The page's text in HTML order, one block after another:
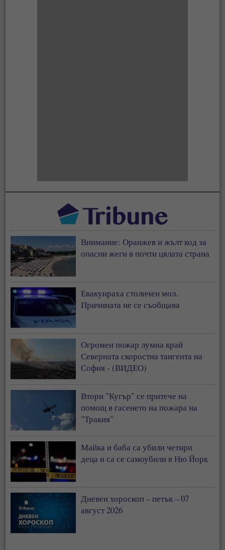
Внимание: Оранжев и жълт код за
опасни жеги в почти цялата страна
Евакуираха столичен мол.
Причината не се съобщава
Огромен пожар лумна край
Северната скоростна тангента на
София - (ВИДЕО)
Втори "Кугър" се притече на
помощ в гасенето на пожара на
"Тракия"
Майка и баба са убили четири
деца и са се самоубили в Ню Йорк
Дневен хороскоп – петък – 07
август 2026